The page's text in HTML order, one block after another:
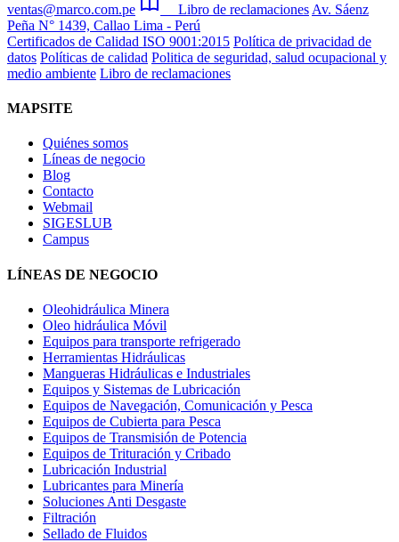
ventas@marco.com.pe
Libro de reclamaciones Av. Sáenz
Peña N° 1439, Callao Lima - Perú
Certificados de Calidad ISO 9001:2015 Política de privacidad de
datos Políticas de calidad Politica de seguridad, salud ocupacional y
medio ambiente Libro de reclamaciones
MAPSITE
Quiénes somos
Líneas de negocio
Blog
Contacto
Webmail
SIGESLUB
Campus
LÍNEAS DE NEGOCIO
Oleohidráulica Minera
Oleo hidráulica Móvil
Equipos para transporte refrigerado
Herramientas Hidráulicas
Mangueras Hidráulicas e Industriales
Equipos y Sistemas de Lubricación
Equipos de Navegación, Comunicación y Pesca
Equipos de Cubierta para Pesca
Equipos de Transmisión de Potencia
Equipos de Trituración y Cribado
Lubricación Industrial
Lubricantes para Minería
Soluciones Anti Desgaste
Filtración
Sellado de Fluidos